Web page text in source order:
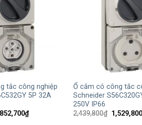
tắc công nghiệp
5P 32A
₫Giá
hiện
Ổ cắm có công tắc
Schneider
250V IP66
2,439,800₫ Giá
gốc